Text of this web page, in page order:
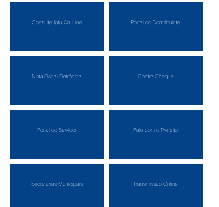
Consulte Iptu On-Line Portal do Contribuinte
Nota Fiscal Eletrônica Contra Cheque
Portal do Servidor Fale com o Prefeito
Secretarias Municipais Transmissão Online